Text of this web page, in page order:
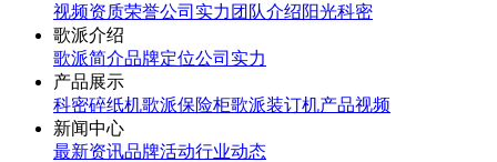
视频资质荣誉公司实力 团队介绍阳光科密
歌派介绍
歌派简介品牌定位公司实力
产品展示
科密碎纸机歌派保险柜歌派装订机产品视频
新闻中心
最新资讯品牌活动行业动态